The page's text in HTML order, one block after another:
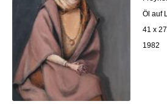
Öl auf
41 x
1982